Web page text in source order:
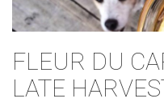
FLEUR DU
LATE